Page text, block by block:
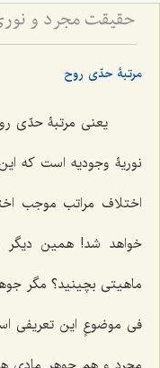
مرتبۀ حدّى روح
یعنى مرتبۀ حدّى
نوریۀ وجودیه است که
اختلاف مراتب موجب
خواهد شد! همین دیگر
ماهیتى بچینید؟ مگر
فى موضوعٍ این تعریفی